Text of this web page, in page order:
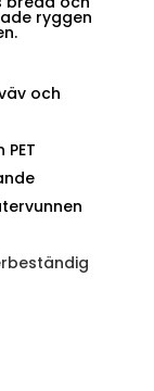
ryggen
och